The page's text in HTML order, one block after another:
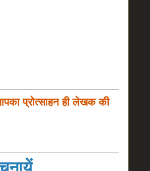
प्रोत्साहन ही लेखक की